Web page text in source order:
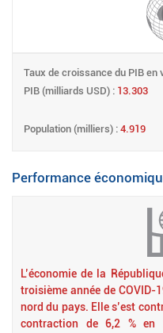
Taux de croissance du PIB en
PIB (milliards USD) : 13.303
Population (milliers) : 4.919
Performance
L’économie de la
troisième année de
nord du pays. Elle s’est
contraction de 6,2 % en